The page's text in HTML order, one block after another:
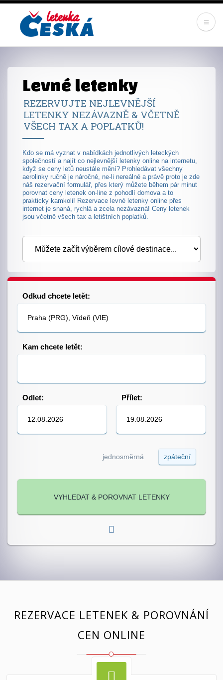
Skip
content
Levné letenky
REZERVUJTE NEJLEVNĚJŠÍ
LETENKY NEZÁVAZNĚ & VČETNĚ
VŠECH TAX A POPLATKŮ!
Kdo se má vyznat v nabídkách jednotlivých leteckých
společností a najít co nejlevnější letenky online na internetu,
když se ceny letů neustále mění? Prohledávat všechny
aerolinky ručně je náročné, ne-li nereálné a právě proto je zde
náš rezervační formulář, přes který můžete během pár minut
porovnat ceny letenek on-line z pohodlí domova a to
prakticky kamkoli! Rezervace levné letenky online přes
internet je snaná, rychlá a zcela nezávazná! Ceny letenek
jsou včetně všech tax a letištních poplatků.
Odkud chcete letět:
Kam chcete letět:
Odlet: Přílet:
zpáteční
jednosměrná
REZERVACE LETENEK & POROVNÁNÍ
CEN ONLINE